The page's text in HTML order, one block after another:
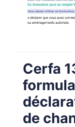
Cerfa
de